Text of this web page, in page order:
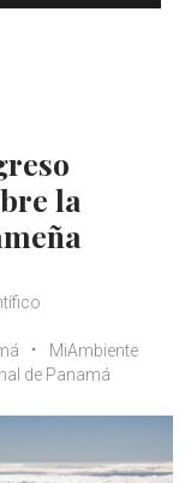
la
MiAmbiente
de Panamá